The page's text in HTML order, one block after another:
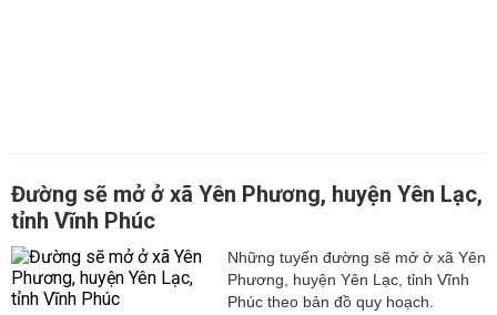
Đường sẽ mở ở xã Yên Phương, huyện Yên Lạc,
tỉnh Vĩnh Phúc
Những tuyến đường sẽ mở ở xã Yên
Phương, huyện Yên Lạc, tỉnh Vĩnh
Phúc theo bản đồ quy hoạch.